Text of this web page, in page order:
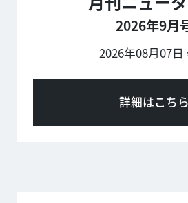
2026年9月
2026年08月07日
詳細はこちら